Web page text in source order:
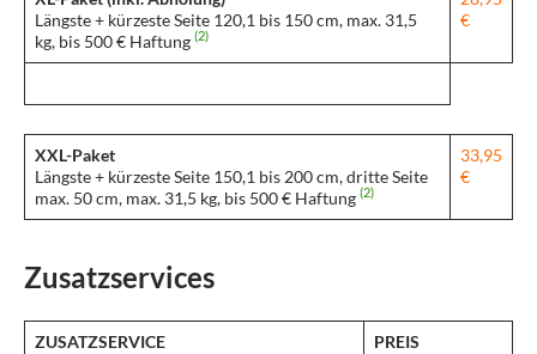
Längste + kürzeste Seite 120,1 bis 150 cm, max. 31,5
kg, bis 500 € Haftung (2)
€
XXL-Paket
Längste + kürzeste Seite 150,1 bis 200 cm, dritte Seite
max. 50 cm, max. 31,5 kg, bis 500 € Haftung (2)
33,95
€
Zusatzservices
ZUSATZSERVICE PREIS